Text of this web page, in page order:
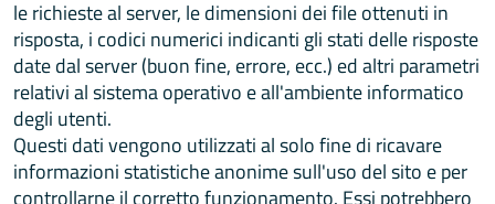
le richieste al server, le dimensioni dei file ottenuti in
risposta, i codici numerici indicanti gli stati delle risposte
date dal server (buon fine, errore, ecc.) ed altri parametri
relativi al sistema operativo e all'ambiente informatico
degli utenti.
Questi dati vengono utilizzati al solo fine di ricavare
informazioni statistiche anonime sull'uso del sito e per
controllarne il corretto funzionamento. Essi potrebbero